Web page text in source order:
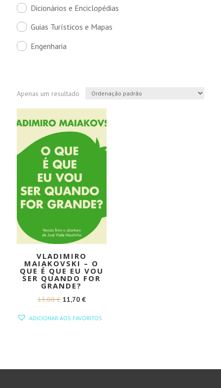
Dicionários e Enciclopédias
Guias Turísticos e Mapas
Engenharia
Apenas um resultado
VLADIMIRO
MAIAKOVSKI – O
QUE É QUE EU VOU
SER QUANDO FOR
GRANDE?
13,00€ O
11,70 €O
ADICIONAR AOS FAVORITOS